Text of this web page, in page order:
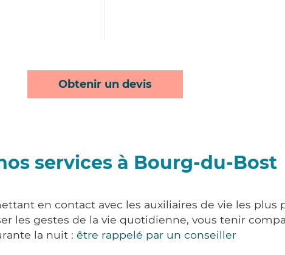
Obtenir un devis
services à Bourg-du-Bost
en contact avec les auxiliaires de vie les plus
les gestes de la vie quotidienne, vous tenir
la nuit : être rappelé par un conseiller